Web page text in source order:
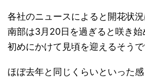
各社のニュースによると開花状
南部は3月20日を過ぎると咲き
初めにかけて見頃を迎えるそうで
ほぼ去年と同じくらいといった感